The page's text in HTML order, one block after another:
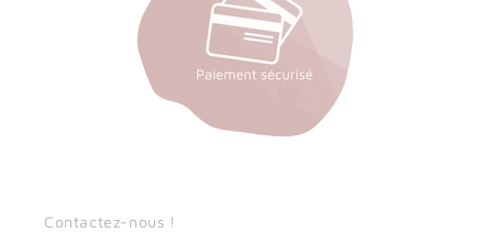
Contactez-nous !